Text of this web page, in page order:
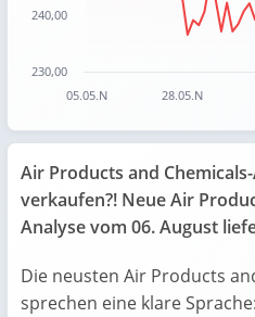
05.05.N 28.05.N
230,00
240,00
Air Products and
verkaufen?! Neue Air
Analyse vom 06. August
Die neusten Air Products
sprechen eine klare Sprache: